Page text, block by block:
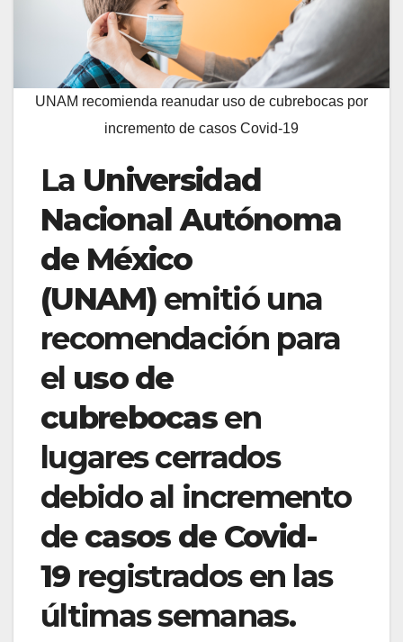
UNAM recomienda reanudar uso de cubrebocas por
incremento de casos Covid-19
La Universidad
Nacional Autónoma
de México
(UNAM)emitió una
recomendación para
el uso de
cubrebocasen
lugares cerrados
debido al incremento
decasos de Covid-
19 registrados en las
últimas semanas.